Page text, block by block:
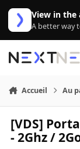
Aller au contenu
View in the
A better way
Accueil Au
[VDS]
- 2Ghz /